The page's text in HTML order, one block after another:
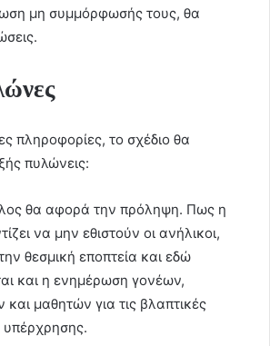
μη συμμόρφωσής τους, θα
πληροφορίες, το σχέδιο θα
πυλώνεις:
θα αφορά την πρόληψη. Πως η
να μην εθιστούν οι ανήλικοι,
θεσμική εποπτεία και εδώ
και η ενημέρωση γονέων,
και μαθητών για τις βλαπτικές
υπέρχρησης.